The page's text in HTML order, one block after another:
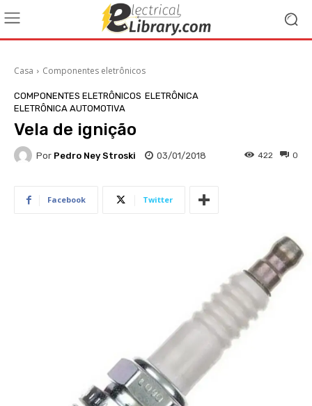
Casa Componentes eletrônicos
COMPONENTES ELETRÔNICOS ELETRÔNICA
ELETRÔNICA AUTOMOTIVA
Vela de ignição
Por Pedro Ney Stroski 03/01/2018 0
422
Facebook Twitter